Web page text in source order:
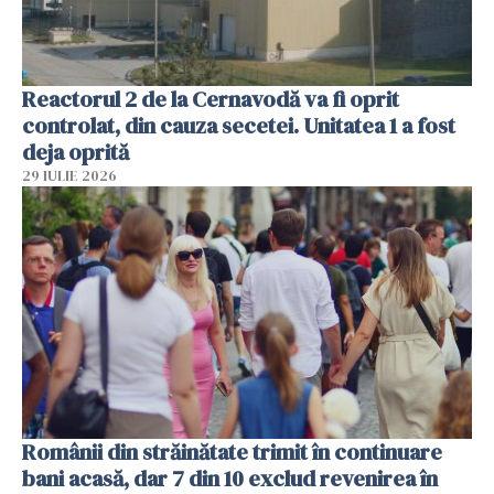
Reactorul 2 de la Cernavodă va fi oprit
controlat, din cauza secetei. Unitatea 1 a fost
deja oprită
29 IULIE 2026
Românii din străinătate trimit în continuare
bani acasă, dar 7 din 10 exclud revenirea în